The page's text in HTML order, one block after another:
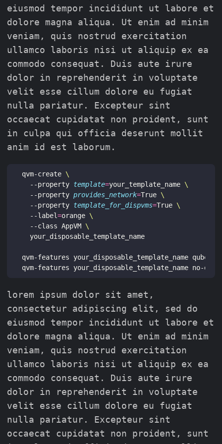
eiusmod tempor incididunt ut labore et
dolore magna aliqua. Ut enim ad minim
veniam, quis nostrud exercitation
ullamco laboris nisi ut aliquip ex ea
commodo consequat. Duis aute irure
dolor in reprehenderit in voluptate
velit esse cillum dolore eu fugiat
nulla pariatur. Excepteur sint
occaecat cupidatat non proident, sunt
in culpa qui officia deserunt mollit
anim id est laborum.
qvm-create
  --property
template=your_template_name
  --property
provides_network=True
  --property
template_for_dispvms=True
  --label
=orange
  --class AppVM
qvm-features your_disposable_template_name
qvm-features your_disposable_template_name no-
lorem ipsum dolor sit amet,
consectetur adipiscing elit, sed do
eiusmod tempor incididunt ut labore et
dolore magna aliqua. Ut enim ad minim
veniam, quis nostrud exercitation
ullamco laboris nisi ut aliquip ex ea
commodo consequat. Duis aute irure
dolor in reprehenderit in voluptate
velit esse cillum dolore eu fugiat
nulla pariatur. Excepteur sint
occaecat cupidatat non proident, sunt